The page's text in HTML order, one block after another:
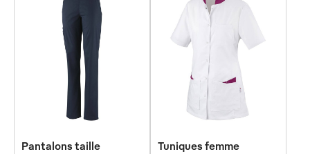
Pantalons taille
Tuniques femme